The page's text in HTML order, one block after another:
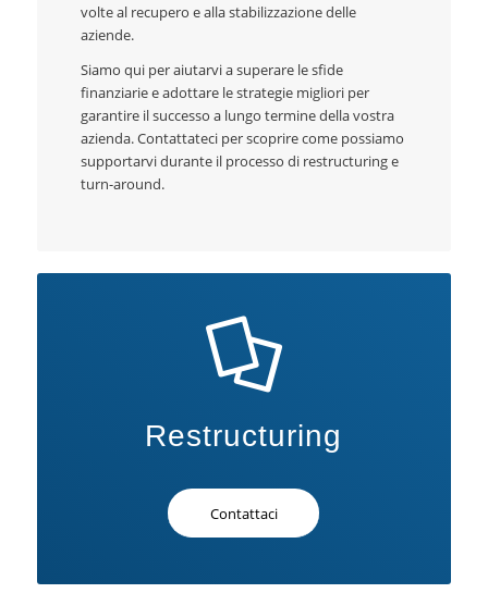
volte al recupero e alla stabilizzazione delle
aziende.
Siamo qui per aiutarvi a superare le sfide
finanziarie e adottare le strategie migliori per
garantire il successo a lungo termine della vostra
azienda. Contattateci per scoprire come possiamo
supportarvi durante il processo di restructuring e
turn-around.
Restructuring
Contattaci